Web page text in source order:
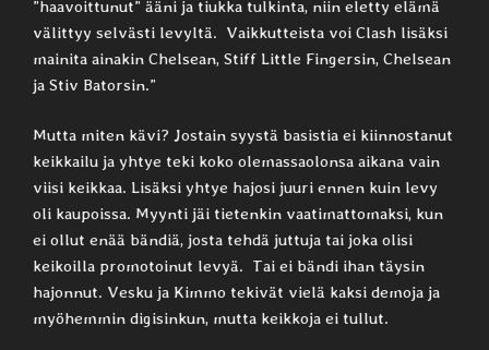
”haavoittunut” ääni ja tiukka tulkinta, niin eletty elämä
välittyy selvästi levyltä. Vaikkutteista voi Clash lisäksi
mainita ainakin Chelsean, Stiff Little Fingersin, Chelsean
ja Stiv Batorsin.”
Mutta miten kävi? Jostain syystä basistia ei kiinnostanut
keikkailu ja yhtye teki koko olemassaolonsa aikana vain
viisi keikkaa. Lisäksi yhtye hajosi juuri ennen kuin levy
oli kaupoissa. Myynti jäi tietenkin vaatimattomaksi, kun
ei ollut enää bändiä, josta tehdä juttuja tai joka olisi
keikoilla promotoinut levyä. Tai ei bändi ihan täysin
hajonnut. Vesku ja Kimmo tekivät vielä kaksi demoja ja
myöhemmin digisinkun, mutta keikkoja ei tullut.